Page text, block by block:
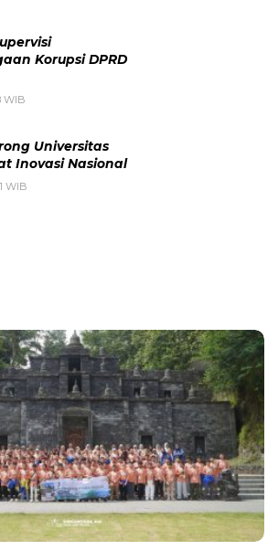
Korupsi DPRD
WIB
Universitas
Inovasi Nasional
WIB